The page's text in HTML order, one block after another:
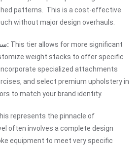
patterns. This is a cost-effective
without major design overhauls.
سفارشی‌سازی سطح متوسط: This tier allows for more significant
weight stacks to offer specific
specialized attachments
and select premium upholstery in
to match your brand identity.
represents the pinnacle of
often involves a complete design
equipment to meet very specific